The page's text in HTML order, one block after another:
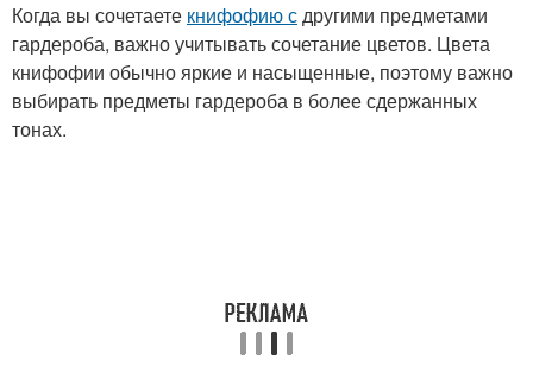
Когда вы сочетаете книфофию сдругими предметами
гардероба, важно учитывать сочетание цветов. Цвета
книфофии обычно яркие и насыщенные, поэтому важно
выбирать предметы гардероба в более сдержанных
тонах.